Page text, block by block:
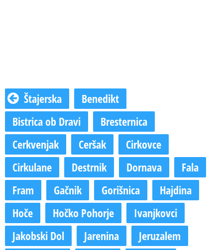
Štajerska
Benedikt
Bistrica ob Dravi
Bresternica
Cerkvenjak
Ceršak
Cirkovce
Cirkulane
Destrnik Dornava
Fala
Fram
Gačnik Gorišnica
Hajdina
Hoče
Hočko Pohorje
Ivanjkovci
Jakobski Dol
Jarenina
Jeruzalem